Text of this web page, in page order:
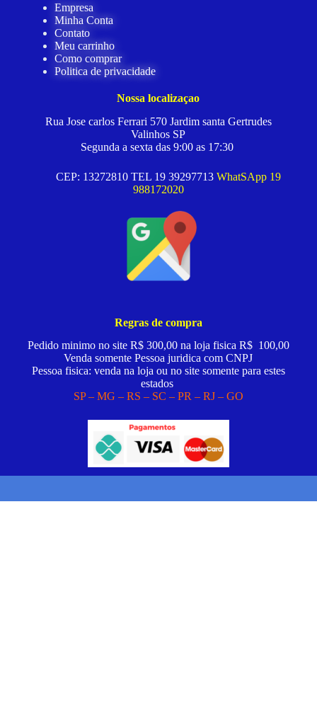
Empresa
Minha Conta
Contato
Meu carrinho
Como comprar
Politica de privacidade
Nossa localizaçao
Rua Jose carlos Ferrari 570 Jardim santa Gertrudes
Valinhos SP
Segunda a sexta das 9:00 as 17:30
CEP: 13272810 TEL 19 39297713 WhatSApp 19
988172020
Regras de compra
Pedido minimo no site R$ 300,00 na loja fisica R$ 100,00
Venda somente Pessoa juridica com CNPJ
Pessoa fisica: venda na loja ou no site somente para estes
estados
SP – MG – RS – SC – PR – RJ – GO